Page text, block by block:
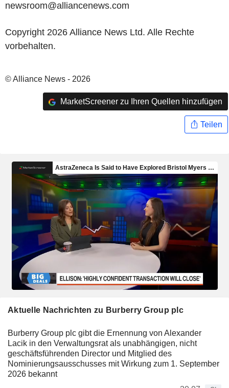
newsroom@alliancenews.com
Copyright 2026 Alliance News Ltd. Alle Rechte
vorbehalten.
© Alliance News - 2026
MarketScreener zu Ihren Quellen hinzufügen
Teilen
Aktuelle Nachrichten zu Burberry Group plc
Burberry Group plc gibt die Ernennung von Alexander
Lacik in den Verwaltungsrat als unabhängigen, nicht
geschäftsführenden Director und Mitglied des
Nominierungsausschusses mit Wirkung zum 1. September
2026 bekannt